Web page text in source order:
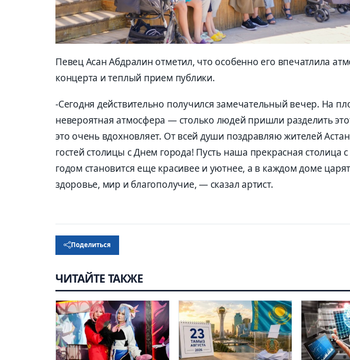
Певец Асан Абдралин отметил, что особенно его впечатлила
концерта и теплый прием публики.
-Сегодня действительно получился замечательный вечер. На
невероятная атмосфера — столько людей пришли разделить
это очень вдохновляет. От всей души поздравляю жителей
гостей столицы с Днем города! Пусть наша прекрасная столица
годом становится еще красивее и уютнее, а в каждом доме
здоровье, мир и благополучие, — сказал артист.
Поделиться
ЧИТАЙТЕ ТАКЖЕ